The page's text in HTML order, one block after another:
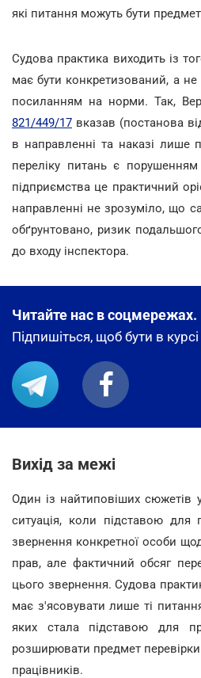
які питання можуть бути
Судова практика виходить із
має бути конкретизований, а
посиланням на норми. Так,
821/449/17 вказав (постанова
в направленні та наказі лише
переліку питань є
підприємства це практичний
направленні не зрозуміло, що
обґрунтовано, ризик
до входу інспектора.
Читайте нас в соцмережах.
Підпишіться, щоб бути в курсі
Вихід за межі
Один із найтиповіших
ситуація, коли підставою для
звернення конкретної особи
прав, але фактичний обсяг
цього звернення. Судова
має з'ясовувати лише ті
яких стала підставою для
розширювати предмет
працівників.